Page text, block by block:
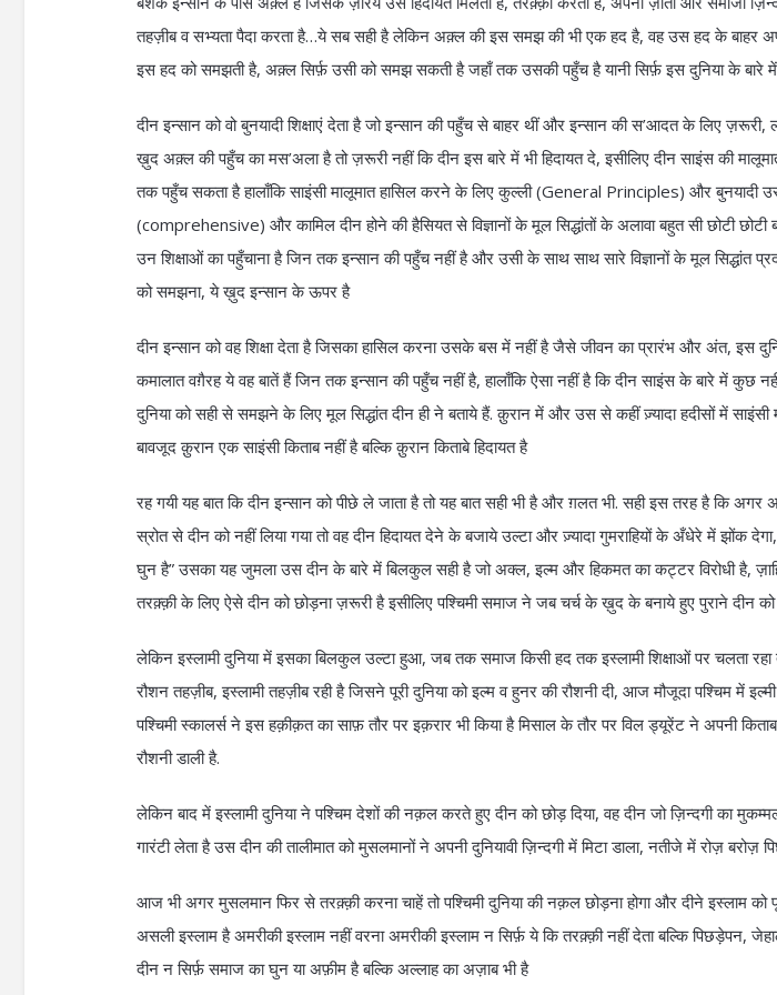
तहज़ीब व सभ्यता पैदा करता है…ये सब सही है लेकिन अक़्ल की इस समझ की भी एक हद है, वह उस हद के
इस हद को समझती है, अक़्ल सिर्फ़ उसी को समझ सकती है जहाँ तक उसकी पहुँच है यानी सिर्फ़ इस दुनिया के बारे
दीन इन्सान को वो बुनयादी शिक्षाएं देता है जो इन्सान की पहुँच से बाहर थीं और इन्सान की स’आदत के लिए
ख़ुद अक़्ल की पहुँच का मस’अला है तो ज़रूरी नहीं कि दीन इस बारे में भी हिदायत दे, इसीलिए दीन साइंस की
तक पहुँच सकता है हालाँकि साइंसी मालूमात हासिल करने के लिए कुल्ली (General Principles) और बुनयादी
(comprehensive) और कामिल दीन होने की हैसियत से विज्ञानों के मूल सिद्धांतों के अलावा बहुत सी छोटी छोटी
उन शिक्षाओं का पहुँचाना है जिन तक इन्सान की पहुँच नहीं है और उसी के साथ साथ सारे विज्ञानों के मूल सिद्धांत
को समझना, ये ख़ुद इन्सान के ऊपर है
दीन इन्सान को वह शिक्षा देता है जिसका हासिल करना उसके बस में नहीं है जैसे जीवन का प्रारंभ और अंत, इस
कमालात वग़ैरह ये वह बातें हैं जिन तक इन्सान की पहुँच नहीं है, हालाँकि ऐसा नहीं है कि दीन साइंस के बारे में कुछ नहीं
दुनिया को सही से समझने के लिए मूल सिद्धांत दीन ही ने बताये हैं. क़ुरान में और उस से कहीं ज़्यादा हदीसों में
बावजूद क़ुरान एक साइंसी किताब नहीं है बल्कि क़ुरान किताबे हिदायत है
रह गयी यह बात कि दीन इन्सान को पीछे ले जाता है तो यह बात सही भी है और ग़लत भी. सही इस तरह है कि
स्रोत से दीन को नहीं लिया गया तो वह दीन हिदायत देने के बजाये उल्टा और ज़्यादा गुमराहियों के अँधेरे में झोंक
घुन है” उसका यह जुमला उस दीन के बारे में बिलकुल सही है जो अक्ल, इल्म और हिकमत का कट्टर विरोधी है,
तरक़्क़ी के लिए ऐसे दीन को छोड़ना ज़रूरी है इसीलिए पश्चिमी समाज ने जब चर्च के ख़ुद के बनाये हुए पुराने दीन को
लेकिन इस्लामी दुनिया में इसका बिलकुल उल्टा हुआ, जब तक समाज किसी हद तक इस्लामी शिक्षाओं पर चलता रहा
रौशन तहज़ीब, इस्लामी तहज़ीब रही है जिसने पूरी दुनिया को इल्म व हुनर की रौशनी दी, आज मौजूदा पश्चिम में
पश्चिमी स्कालर्स ने इस हक़ीक़त का साफ़ तौर पर इक़रार भी किया है मिसाल के तौर पर विल ड्यूरेंट ने अपनी
रौशनी डाली है.
लेकिन बाद में इस्लामी दुनिया ने पश्चिम देशों की नक़ल करते हुए दीन को छोड़ दिया, वह दीन जो ज़िन्दगी
गारंटी लेता है उस दीन की तालीमात को मुसलमानों ने अपनी दुनियावी ज़िन्दगी में मिटा डाला, नतीजे में रोज़ बरोज़
आज भी अगर मुसलमान फिर से तरक़्क़ी करना चाहें तो पश्चिमी दुनिया की नक़ल छोड़ना होगा और दीने इस्लाम को
असली इस्लाम है अमरीकी इस्लाम नहीं वरना अमरीकी इस्लाम न सिर्फ़ ये कि तरक़्क़ी नहीं देता बल्कि पिछड़ेपन,
दीन न सिर्फ़ समाज का घुन या अफ़ीम है बल्कि अल्लाह का अज़ाब भी है